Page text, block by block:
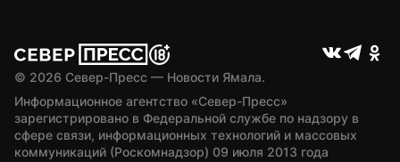
© 2026 Север-Пресс — Новости Ямала.
Информационное агентство «Север-Пресс»
зарегистрировано в Федеральной службе по надзору в
сфере связи, информационных технологий и массовых
коммуникаций (Роскомнадзор) 09 июля 2013 года